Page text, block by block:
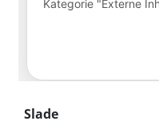
Slade